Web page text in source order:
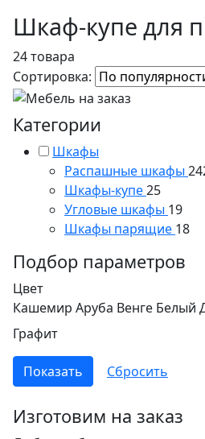
Шкаф-купе для
24 товара
Сортировка:
Категории
Шкафы
Распашные шкафы
Шкафы-купе25
Угловые шкафы 19
Шкафы парящие 18
Подбор параметров
Цвет
Кашемир Аруба Венге Белый
Графит
Изготовим на заказ